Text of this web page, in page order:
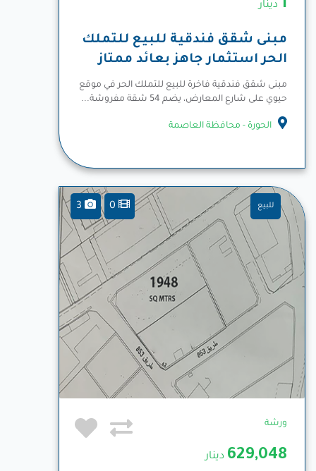
1 دينار
مبنى شقق فندقية للبيع للتملك
الحر استثمار جاهز بعائد ممتاز
مبنى شقق فندقية فاخرة للبيع للتملك الحر في موقع
حيوي على شارع المعارض، يضم 54 شقة مفروشة...
الحورة - محافظة العاصمة
للبيع
ورشة
629,048 دينار